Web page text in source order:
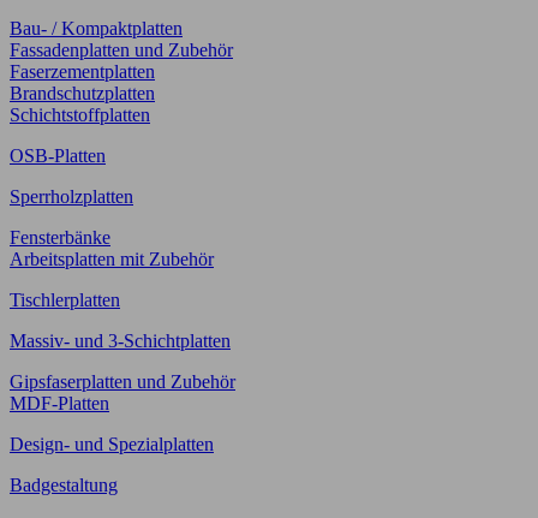
Bau- / Kompaktplatten
Fassadenplatten und Zubehör
Faserzementplatten
Brandschutzplatten
Schichtstoffplatten
OSB-Platten
Sperrholzplatten
Fensterbänke
Arbeitsplatten mit Zubehör
Tischlerplatten
Massiv- und 3-Schichtplatten
Gipsfaserplatten und Zubehör
MDF-Platten
Design- und Spezialplatten
Badgestaltung